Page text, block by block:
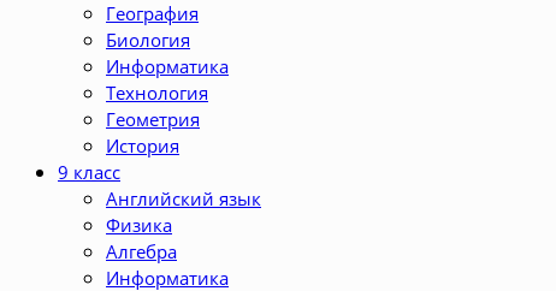
География
Биология
Информатика
Технология
Геометрия
История
9 класс
Английский язык
Физика
Алгебра
Информатика